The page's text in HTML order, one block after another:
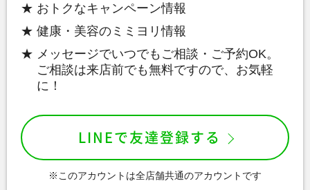
おトクなキャンペーン情報
健康・美容のミミヨリ情報
メッセージでいつでもご相談・ご予約OK。
ご相談は来店前でも無料ですので、お気軽
に！
LINEで友達登録する
※このアカウントは全店舗共通のアカウントです